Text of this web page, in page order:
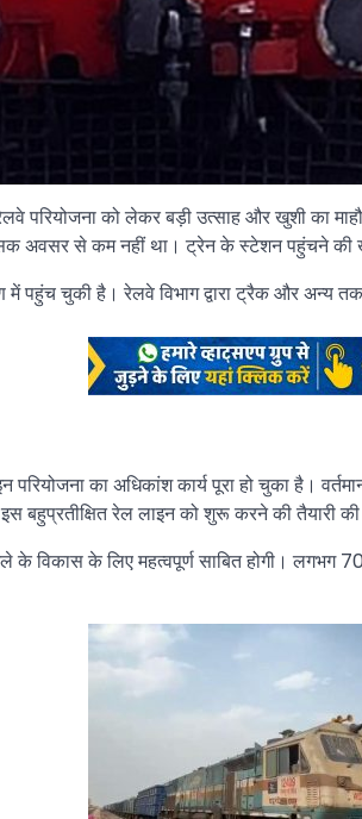
परियोजना को लेकर बड़ी उत्साह और खुशी का
अवसर से कम नहीं था। ट्रेन के स्टेशन पहुंचने की
चुकी है। रेलवे विभाग द्वारा ट्रैक और अन्य
परियोजना का अधिकांश कार्य पूरा हो चुका है।
रेल लाइन को शुरू करने की तैयारी की
विकास के लिए महत्वपूर्ण साबित होगी। लगभग